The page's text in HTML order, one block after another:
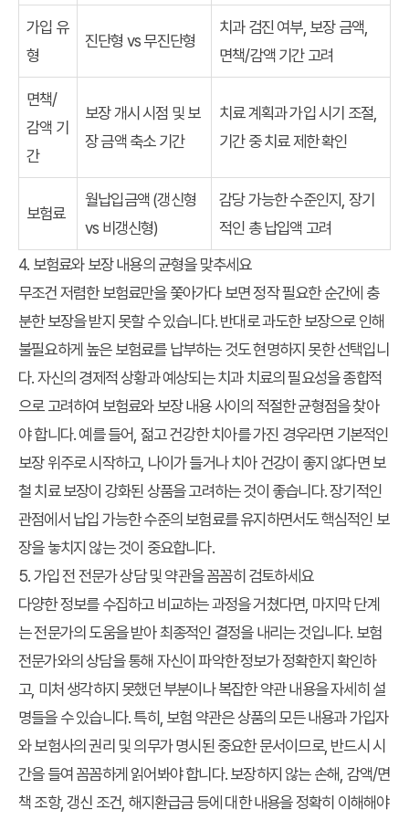
가입 유
형
진단형 vs 무진단형
치과 검진 여부, 보장 금액,
면책/감액 기간 고려
면책/
감액 기
간
보장 개시 시점 및 보
장 금액 축소 기간
치료 계획과 가입 시기 조절,
기간 중 치료 제한 확인
보험료
월납입금액 (갱신형
vs 비갱신형)
감당 가능한 수준인지, 장기
적인 총 납입액 고려
4. 보험료와 보장 내용의 균형을 맞추세요
무조건 저렴한 보험료만을 쫓아가다 보면 정작 필요한 순간에 충
분한 보장을 받지 못할 수 있습니다. 반대로 과도한 보장으로 인해
불필요하게 높은 보험료를 납부하는 것도 현명하지 못한 선택입니
다. 자신의 경제적 상황과 예상되는 치과 치료의 필요성을 종합적
으로 고려하여 보험료와 보장 내용 사이의 적절한 균형점을 찾아
야 합니다. 예를 들어, 젊고 건강한 치아를 가진 경우라면 기본적인
보장 위주로 시작하고, 나이가 들거나 치아 건강이 좋지 않다면 보
철 치료 보장이 강화된 상품을 고려하는 것이 좋습니다. 장기적인
관점에서 납입 가능한 수준의 보험료를 유지하면서도 핵심적인 보
장을 놓치지 않는 것이 중요합니다.
5. 가입 전 전문가 상담 및 약관을 꼼꼼히 검토하세요
다양한 정보를 수집하고 비교하는 과정을 거쳤다면, 마지막 단계
는 전문가의 도움을 받아 최종적인 결정을 내리는 것입니다. 보험
전문가와의 상담을 통해 자신이 파악한 정보가 정확한지 확인하
고, 미처 생각하지 못했던 부분이나 복잡한 약관 내용을 자세히 설
명들을 수 있습니다. 특히, 보험 약관은 상품의 모든 내용과 가입자
와 보험사의 권리 및 의무가 명시된 중요한 문서이므로, 반드시 시
간을 들여 꼼꼼하게 읽어봐야 합니다. 보장하지 않는 손해, 감액/면
책 조항, 갱신 조건, 해지환급금 등에 대한 내용을 정확히 이해해야